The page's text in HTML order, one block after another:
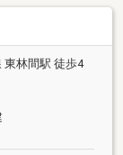
1417サイズの
きトイレ・室
～リフォーム
、壁面収納設
ニットバ
月） トイレ
東林間駅 徒歩4